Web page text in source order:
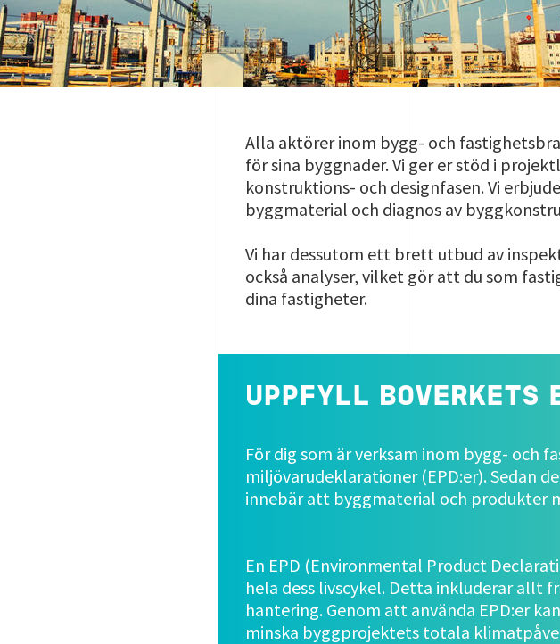
Alla aktörer inom bygg- och
för sina byggnader. Vi ger er stöd i
konstruktions- och designfasen. Vi
byggmaterial och diagnos av
Vi har dessutom ett brett utbud av
också analyser, vilket gör att du som
dina fastigheter.
UPPFYLL BOVERKETS
För dig som är verksam inom bygg- och
miljövarudeklarationer (EPD:er). Sedan
innebär att byggmaterial och produkter
En EPD (Environmental Product
hela dess livscykel. Detta inkluderar allt
hantering. Genom att använda EPD:er
minska byggprojektets totala